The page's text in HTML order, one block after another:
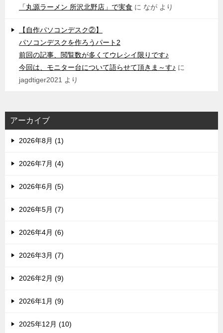
「丸源ラーメン 所沢北野店」で実食 に なが より
【自作パソコンデスク②】
パソコンデスクを作ろうパート2
前回の記事、閲覧数が多くてウレシイ限りです♪
今回は、モニター台について語らせて頂きま～す♪ に
jagdtiger2021 より
アーカイブ
2026年8月 (1)
2026年7月 (4)
2026年6月 (5)
2026年5月 (7)
2026年4月 (6)
2026年3月 (7)
2026年2月 (9)
2026年1月 (9)
2025年12月 (10)